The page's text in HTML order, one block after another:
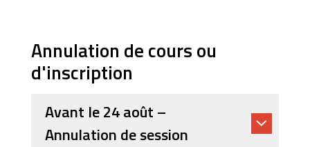
Annulation de cours ou
d'inscription
Avant le 24 août –
Annulation de session